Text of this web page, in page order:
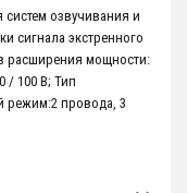
озвучивания и
сигнала экстренного
расширения мощности:
/ 100 В; Тип
режим:2 провода, 3